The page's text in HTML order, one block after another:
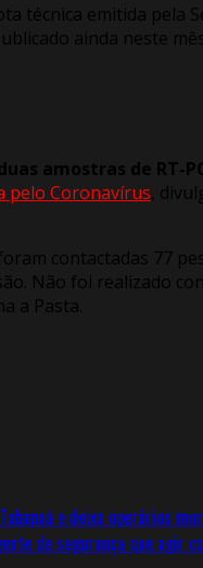
técnica emitida pela
ainda neste
amostras de RT-
pelo Coronavírus ,
contactadas 77
Não foi realizado
a Pasta.
e deixa operários
de segurança que agir